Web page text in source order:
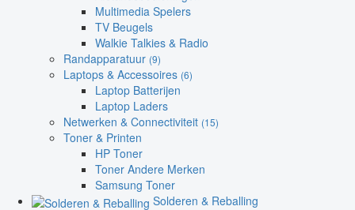
Multimedia Spelers
TV Beugels
Walkie Talkies & Radio
Randapparatuur (9)
Laptops & Accessoires (6)
Laptop Batterijen
Laptop Laders
Netwerken & Connectiviteit (15)
Toner & Printen
HP Toner
Toner Andere Merken
Samsung Toner
Solderen & Reballing